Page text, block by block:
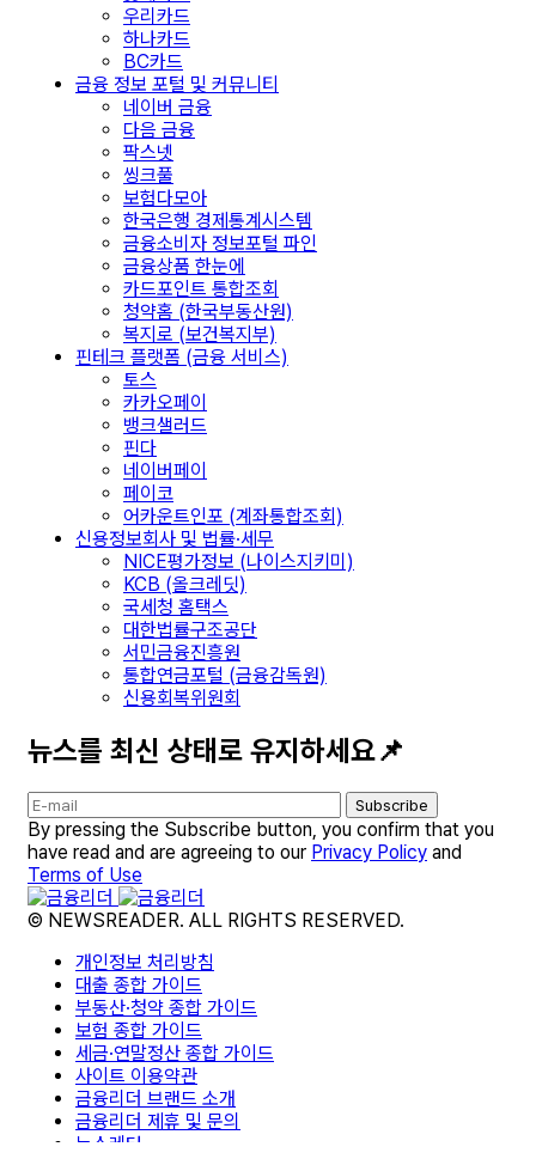
우리카드
하나카드
BC카드
금융 정보 포털 및 커뮤니티
네이버 금융
다음 금융
팍스넷
씽크풀
보험다모아
한국은행 경제통계시스템
금융소비자 정보포털 파인
금융상품 한눈에
카드포인트 통합조회
청약홈 (한국부동산원)
복지로 (보건복지부)
핀테크 플랫폼 (금융 서비스)
토스
카카오페이
뱅크샐러드
핀다
네이버페이
페이코
어카운트인포 (계좌통합조회)
신용정보회사 및 법률·세무
NICE평가정보 (나이스지키미)
KCB (올크레딧)
국세청 홈택스
대한법률구조공단
서민금융진흥원
통합연금포털 (금융감독원)
신용회복위원회
뉴스를 최신 상태로 유지하세요📌
Subscribe
By pressing the Subscribe button, you confirm that you
have read and are agreeing to our Privacy Policy and
Terms of Use
© NEWSREADER. ALL RIGHTS RESERVED.
개인정보 처리방침
대출 종합 가이드
부동산·청약 종합 가이드
보험 종합 가이드
세금·연말정산 종합 가이드
사이트 이용약관
금융리더 브랜드 소개
금융리더 제휴 및 문의
뉴스레터